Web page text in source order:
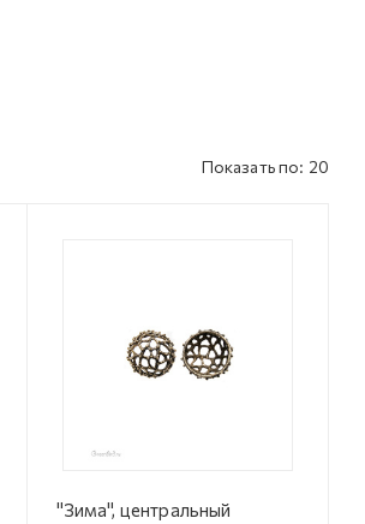
Показать по: 20
"Зима", центральный